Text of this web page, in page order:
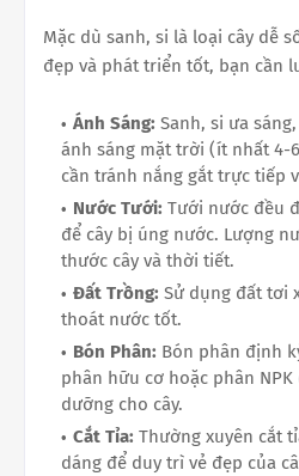
Mặc dù sanh, si là loại cây dễ
đẹp và phát triển tốt, bạn cần
Ánh Sáng: Sanh, si ưa
ánh sáng mặt trời (ít nhất 4-
cần tránh nắng gắt trực tiếp
Nước Tưới: Tưới nước đều
để cây bị úng nước. Lượng
thước cây và thời tiết.
Đất Trồng: Sử dụng đất tơi
thoát nước tốt.
Bón Phân: Bón phân định
phân hữu cơ hoặc phân
dưỡng cho cây.
Cắt Tỉa: Thường xuyên cắt
dáng để duy trì vẻ đẹp của